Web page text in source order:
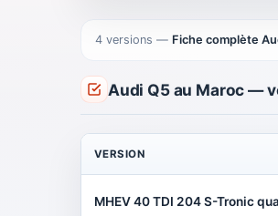
4 versions — Fiche complète
Audi Q5 au Maroc —
VERSION
MHEV 40 TDI 204 S-Tronic